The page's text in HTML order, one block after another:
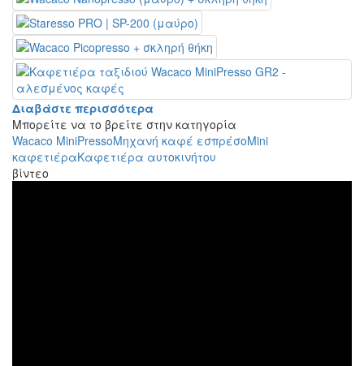
Διαβάστε περισσότερα
Μπορείτε να το βρείτε στην κατηγορία
Wacaco MiniPressoΜηχανή καφέ εσπρέσοMini
καφετιέραΚαφετιέρα αυτοκινήτου
βίντεο